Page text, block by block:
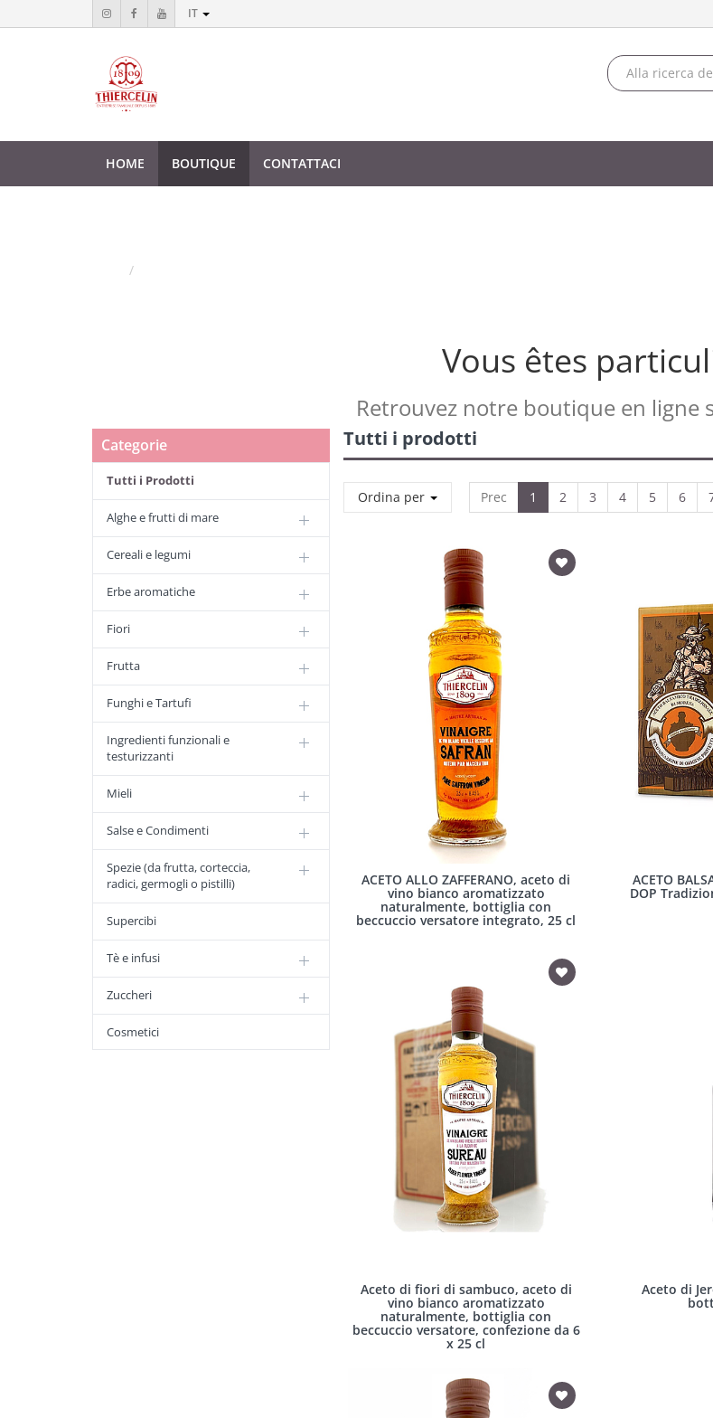
IT
HOME BOUTIQUE CONTATTACI
Vous êtes
Retrouvez notre boutique en ligne
Categorie
Tutti i Prodotti
Alghe e frutti di mare
Cereali e legumi
Erbe aromatiche
Fiori
Frutta
Funghi e Tartufi
Ingredienti funzionali e
testurizzanti
Mieli
Salse e Condimenti
Spezie (da frutta, corteccia,
radici, germogli o pistilli)
Supercibi
Tè e infusi
Zuccheri
Cosmetici
Tutti i prodotti
Ordina per Prec 1 2 3 4 5 6
ACETO ALLO ZAFFERANO, aceto di
vino bianco aromatizzato
naturalmente, bottiglia con
beccuccio versatore integrato, 25 cl
ACETO
DOP
Aceto di fiori di sambuco, aceto di
vino bianco aromatizzato
naturalmente, bottiglia con
beccuccio versatore, confezione da 6
x 25 cl
Aceto di